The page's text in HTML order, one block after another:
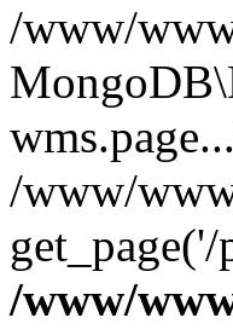
/www/
/www/
/www/